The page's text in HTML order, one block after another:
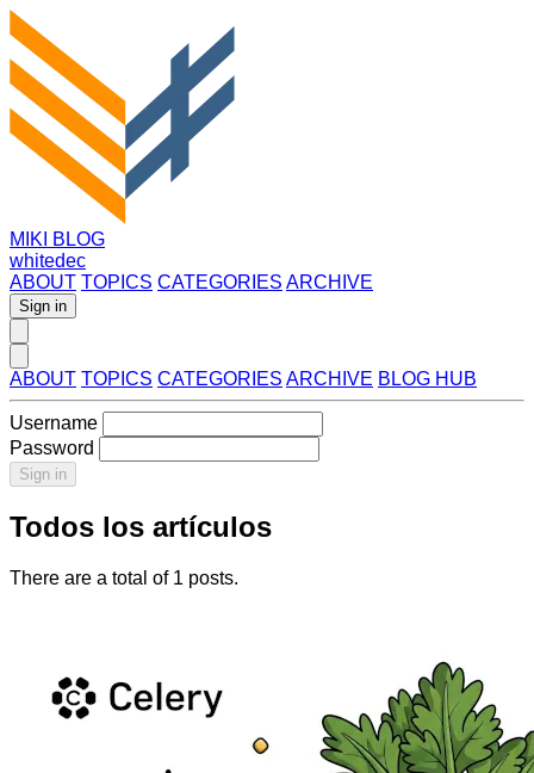
MIKI BLOG
whitedec
ABOUT TOPICS CATEGORIES ARCHIVE
Sign in
ABOUT TOPICS CATEGORIES ARCHIVE BLOG HUB
Username
Password
Sign in
Todos los artículos
There are a total of 1 posts.